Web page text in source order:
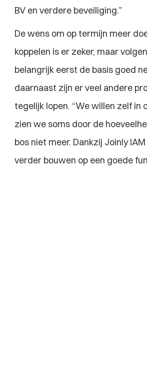
BV en verdere beveiliging.”
De wens om op termijn meer
koppelen is er zeker, maar
belangrijk eerst de basis goed
daarnaast zijn er veel andere
tegelijk lopen. “We willen zelf in
zien we soms door de
bos niet meer. Dankzij Joinly
verder bouwen op een goede